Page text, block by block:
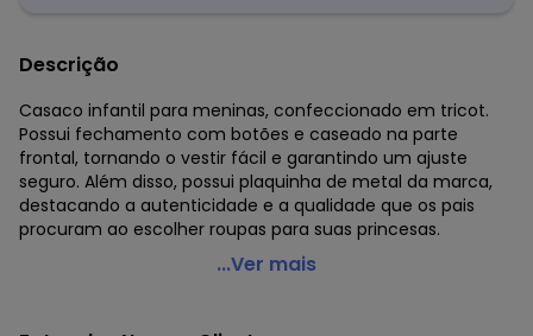
Descrição
Casaco infantil para meninas, confeccionado em tricot.
Possui fechamento com botões e caseado na parte
frontal, tornando o vestir fácil e garantindo um ajuste
seguro. Além disso, possui plaquinha de metal da marca,
destacando a autenticidade e a qualidade que os pais
procuram ao escolher roupas para suas princesas.
Up Baby - Casaco em Tricô Infantil Menina Marrom
Modelagem: Ampla
...Ver mais